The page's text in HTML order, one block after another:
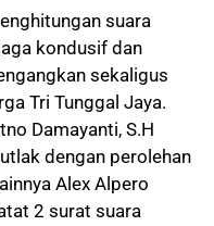
suara
kondusif dan
sekaligus
Tri Tunggal Jaya.
Damayanti, S.H
dengan perolehan
Alex Alpero
2 surat suara